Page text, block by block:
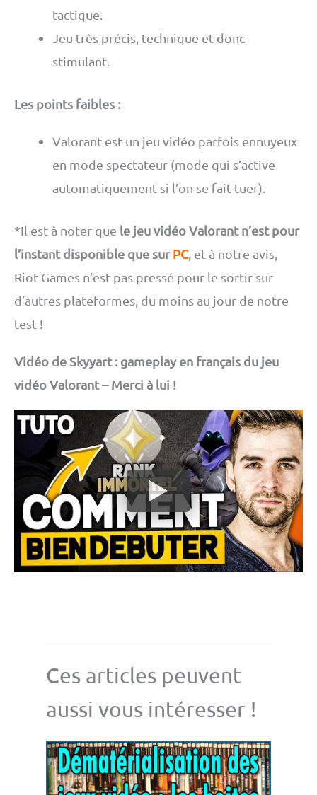
tactique.
Jeu très précis, technique et donc
stimulant.
Les points faibles :
Valorant est un jeu vidéo parfois ennuyeux
en mode spectateur (mode qui s’active
automatiquement si l’on se fait tuer).
*Il est à noter que le jeu vidéo Valorant n’est pour
l’instant disponible que surPC, et à notre avis,
Riot Games n’est pas pressé pour le sortir sur
d’autres plateformes, du moins au jour de notre
test !
Vidéo de Skyyart : gameplay en français du jeu
vidéo Valorant – Merci à lui !
Ces articles peuvent
aussi vous intéresser !